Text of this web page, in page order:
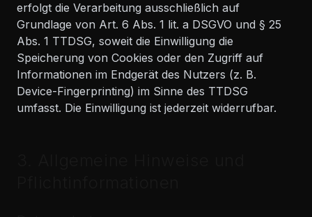
erfolgt die Verarbeitung ausschließlich auf
Grundlage von Art. 6 Abs. 1 lit. a DSGVO und § 25
Abs. 1 TTDSG, soweit die Einwilligung die
Speicherung von Cookies oder den Zugriff auf
Informationen im Endgerät des Nutzers (z. B.
Device-Fingerprinting) im Sinne des TTDSG
umfasst. Die Einwilligung ist jederzeit widerrufbar.